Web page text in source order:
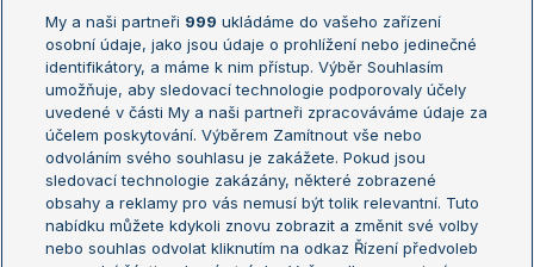
Žebříček ATP (muži)
Žebříček WTA (ženy)
Sázkařský žebříček
Australian Open
French Open
Wimbledon
US Open
Turnaj mistrů
Turnaj mistryň
Aktualní trendy
My a naši partneři 999 ukládáme do vašeho zařízení
osobní údaje, jako jsou údaje o prohlížení nebo jedinečné
identifikátory, a máme k nim přístup. Výběr Souhlasím
umožňuje, aby sledovací technologie podporovaly účely
uvedené v části My a naši partneři zpracováváme údaje za
účelem poskytování. Výběrem Zamítnout vše nebo
odvoláním svého souhlasu je zakážete. Pokud jsou
sledovací technologie zakázány, některé zobrazené
obsahy a reklamy pro vás nemusí být tolik relevantní. Tuto
nabídku můžete kdykoli znovu zobrazit a změnit své volby
nebo souhlas odvolat kliknutím na odkaz Řízení předvoleb